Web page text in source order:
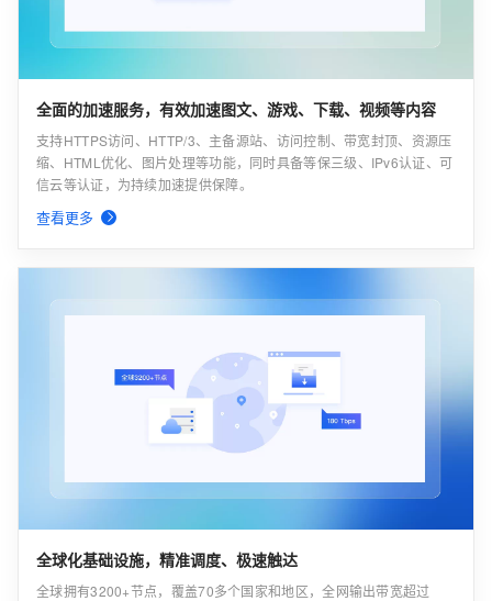
全面的加速服务，有效加速图文、游戏、下载、视频等内容
支持HTTPS访问、HTTP/3、主备源站、访问控制、带宽封顶、资源压
缩、HTML优化、图片处理等功能，同时具备等保三级、IPv6认证、可
信云等认证，为持续加速提供保障。
查看更多
全球化基础设施，精准调度、极速触达
全球拥有3200+节点，覆盖70多个国家和地区，全网输出带宽超过